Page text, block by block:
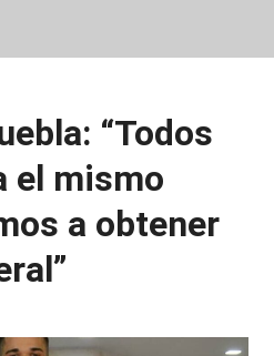
“Todos
el mismo
a obtener